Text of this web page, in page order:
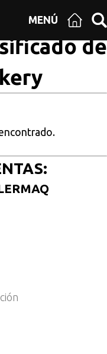
MENÚ
de